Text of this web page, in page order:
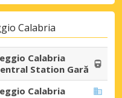
Calabria
Calabria
Station Gară
Calabria